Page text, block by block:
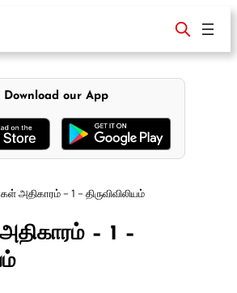
Download our App
அதிகாரம் – 1 – திருவிவிலியம்
– 1 –